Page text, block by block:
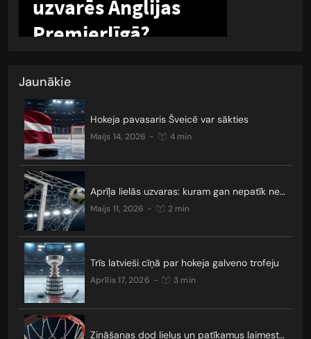
Jaunākie
Hokeja pavasaris Šveicē var sākties
maijs 14, 2026 - 4 min
Aprīļa lielās uzvaras: kuram gan nepatīk neizšķirti?
maijs 11, 2026 - 2 min
Trīs latvieši cīņā par hokeja galveno trofeju
aprīlis 17, 2026 - 3 min
Zināšanas dod lielus un patīkamus laimestus